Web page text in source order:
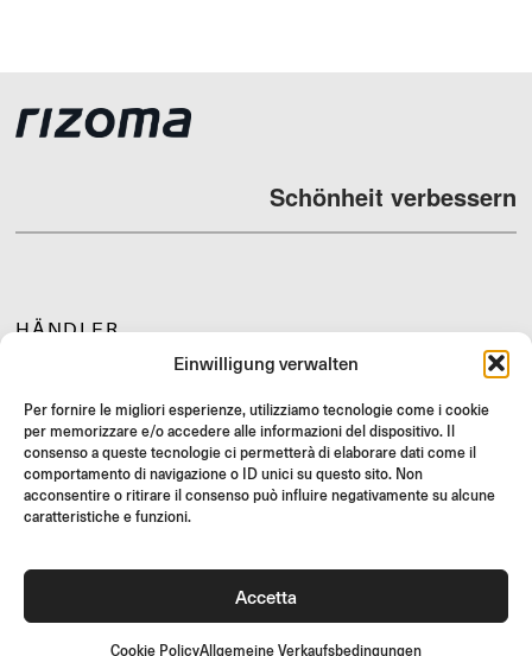
Einwilligung verwalten
Per fornire le migliori esperienze, utilizziamo tecnologie come i cookie
per memorizzare e/o accedere alle informazioni del dispositivo. Il
consenso a queste tecnologie ci permetterà di elaborare dati come il
comportamento di navigazione o ID unici su questo sito. Non
acconsentire o ritirare il consenso può influire negativamente su alcune
caratteristiche e funzioni.
Accetta
Cookie PolicyAllgemeine Verkaufsbedingungen
Schönheit verbessern
HÄNDLER
SUPPORT & FAQ
RÜCKGABE
MONTAGEANLEITUNG
GIFT CARD
LIMITIERTE ANGEBOTE
Werde Teil der Rizoma-Community und erhalte Zugang zu
exklusiven Inhalten und Sonderangeboten!